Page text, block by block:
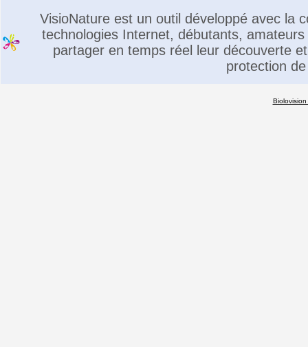
VisioNature est un outil développé avec la
technologies Internet, débutants,
partager en temps réel leur découverte
protection
Biolovision